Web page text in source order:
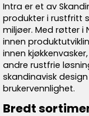
Intra er et av
produkter i rustfritt
miljøer. Med røtter i
innen
innen
andre rustfrie
skandinavisk
brukervennlighet.
Bredt